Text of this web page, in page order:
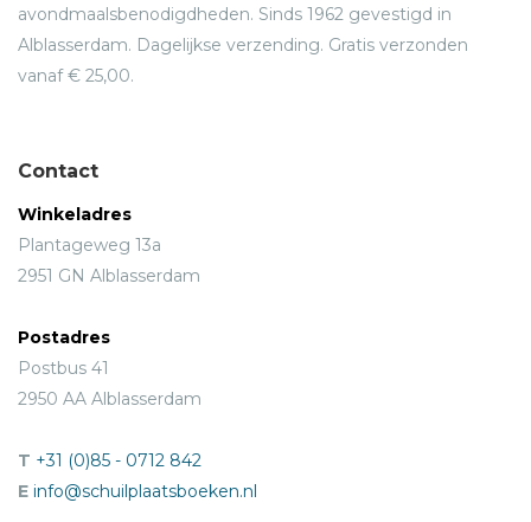
avondmaalsbenodigdheden. Sinds 1962 gevestigd in
Alblasserdam. Dagelijkse verzending. Gratis verzonden
vanaf € 25,00.
Contact
Winkeladres
Plantageweg 13a
2951 GN Alblasserdam
Postadres
Postbus 41
2950 AA Alblasserdam
T +31 (0)85 - 0712 842
E info@schuilplaatsboeken.nl